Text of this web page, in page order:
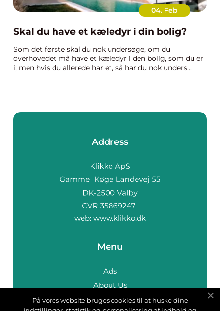
04. Feb
Skal du have et kæledyr i din bolig?
Som det første skal du nok undersøge, om du
overhovedet må have et kæledyr i den bolig, som du er
i; men hvis du allerede har et, så har du nok unders...
Address
web: www.klikko.dk
Menu
Ads
About Us
Cookies
På vores website bruges cookies til at huske dine